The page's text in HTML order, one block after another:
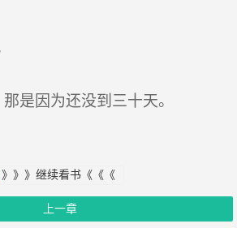
是因为还没到三十天。
》》》继续看书《《《
上一章